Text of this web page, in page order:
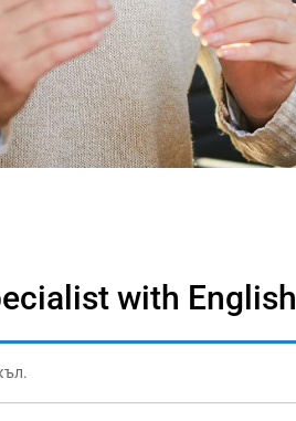
with English